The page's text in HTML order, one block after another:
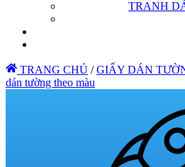
TRANH
TRANG CHỦ / GIẤY DÁN
dán tường theo màu